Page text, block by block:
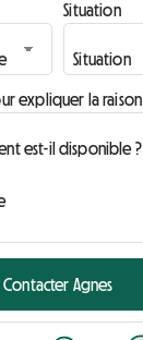
Situation
expliquer la
Contacter Agnes